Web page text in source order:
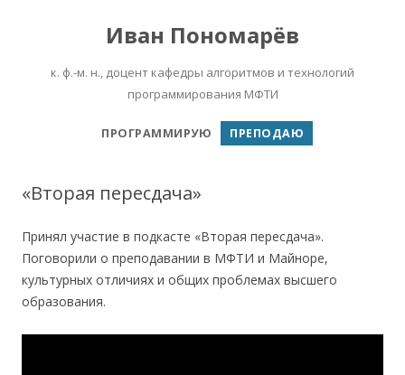
Иван Пономарёв
к. ф.-м. н., доцент кафедры алгоритмов и технологий
программирования МФТИ
Перейти к содержимому
ПРОГРАММИРУЮ ПРЕПОДАЮ
«Вторая пересдача»
Принял участие в подкасте «Вторая пересдача».
Поговорили о преподавании в МФТИ и Майноре,
культурных отличиях и общих проблемах высшего
образования.